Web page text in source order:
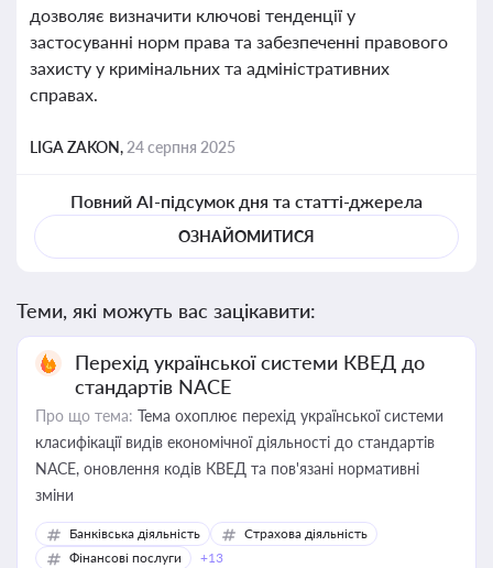
дозволяє визначити ключові тенденції у
застосуванні норм права та забезпеченні правового
захисту у кримінальних та адміністративних
справах.
LIGA ZAKON, 24 серпня 2025
Повний AI-підсумок дня та статті-джерела
ОЗНАЙОМИТИСЯ
Теми, які можуть вас зацікавити:
Перехід української системи КВЕД до
стандартів NACE
Про що тема: Тема охоплює перехід української системи
класифікації видів економічної діяльності до стандартів
NACE, оновлення кодів КВЕД та пов'язані нормативні
зміни
Банківська діяльність
Страхова діяльність
Фінансові послуги
+13